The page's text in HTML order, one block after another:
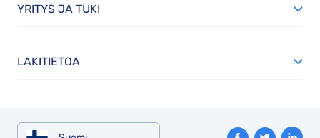
YRITYS JA TUKI
LAKITIETOA